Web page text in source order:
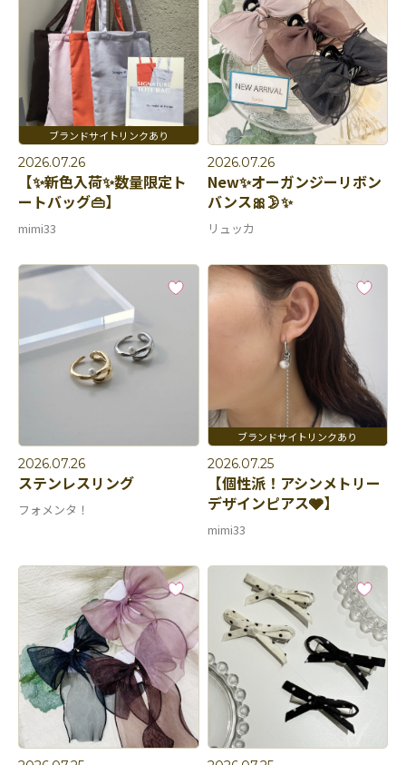
2026.07.26
【✨新色入荷✨数量限定ト
ートバッグ👜】
mimi33
2026.07.26
New✨オーガンジーリボン
バンス🎀🌛✨
リュッカ
2026.07.26
ステンレスリング
フォメンタ！
2026.07.25
【個性派！アシンメトリー
デザインピアス🩶】
mimi33